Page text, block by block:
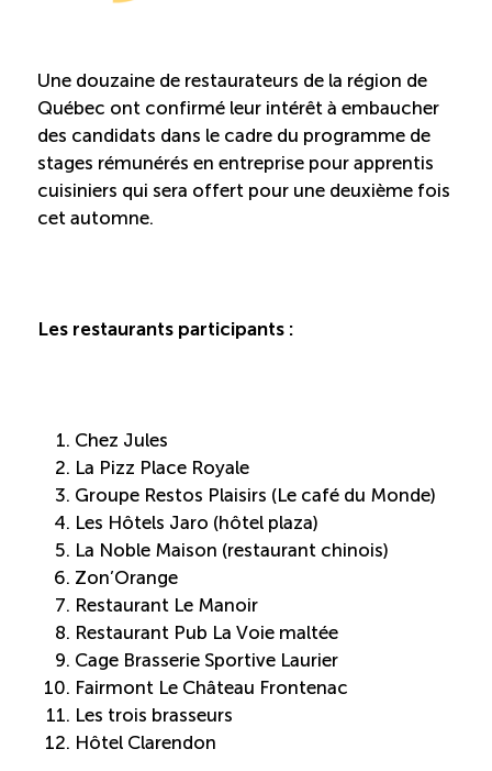
Recrutement de travailleurs étrangers
Ressources
Nouvelles formations
Programme EMERIT
Cuisinier : alternance travail-étude
Apprentissage en milieu de travail
Reconnaissance des compétences
Bilan et reconnaissance des acquis
Une douzaine de restaurateurs de la région de
Québec ont confirmé leur intérêt à embaucher
des candidats dans le cadre du programme de
stages rémunérés en entreprise pour apprentis
cuisiniers qui sera offert pour une deuxième fois
cet automne.
Les restaurants participants :
Chez Jules
La Pizz Place Royale
Groupe Restos Plaisirs (Le café du Monde)
Les Hôtels Jaro (hôtel plaza)
La Noble Maison (restaurant chinois)
Zon’Orange
Restaurant Le Manoir
Restaurant Pub La Voie maltée
Cage Brasserie Sportive Laurier
Fairmont Le Château Frontenac
Les trois brasseurs
Hôtel Clarendon